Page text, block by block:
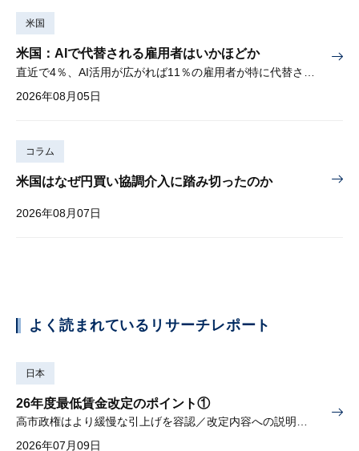
米国
米国：AIで代替される雇用者はいかほどか
2026年08月05日
コラム
米国はなぜ円買い協調介入に踏み切ったのか
2026年08月07日
よく読まれているリサーチレポート
日本
26年度最低賃金改定のポイント①
高市政権はより緩慢な引上げを容認／改定内容への説明責任が焦点
2026年07月09日